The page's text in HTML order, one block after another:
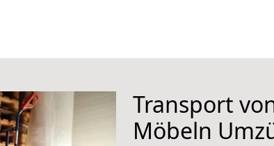
Transport
Möbeln